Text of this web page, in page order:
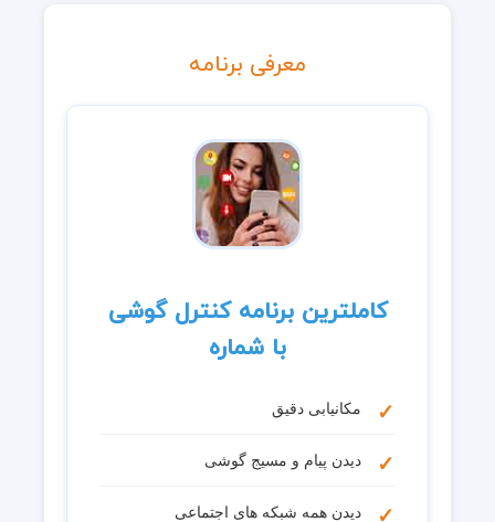
معرفی برنامه
کاملترین برنامه کنترل گوشی
با شماره
مکانیابی دقیق
دیدن پیام و مسیج گوشی
دیدن همه شبکه های اجتماعی